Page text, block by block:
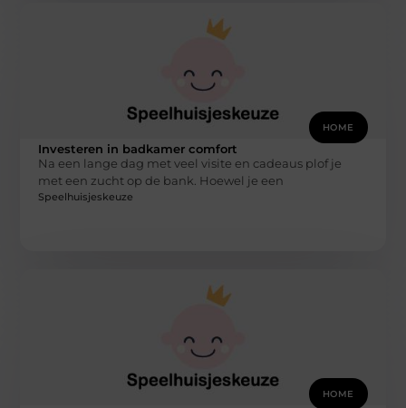
HOME
Investeren in badkamer comfort
Na een lange dag met veel visite en cadeaus plof je
met een zucht op de bank. Hoewel je een
Speelhuisjeskeuze
HOME